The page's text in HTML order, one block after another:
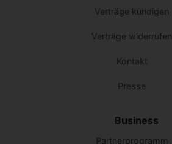
Verträge kündigen
Verträge widerrufen
Kontakt
Presse
Business
Partnerprogramm